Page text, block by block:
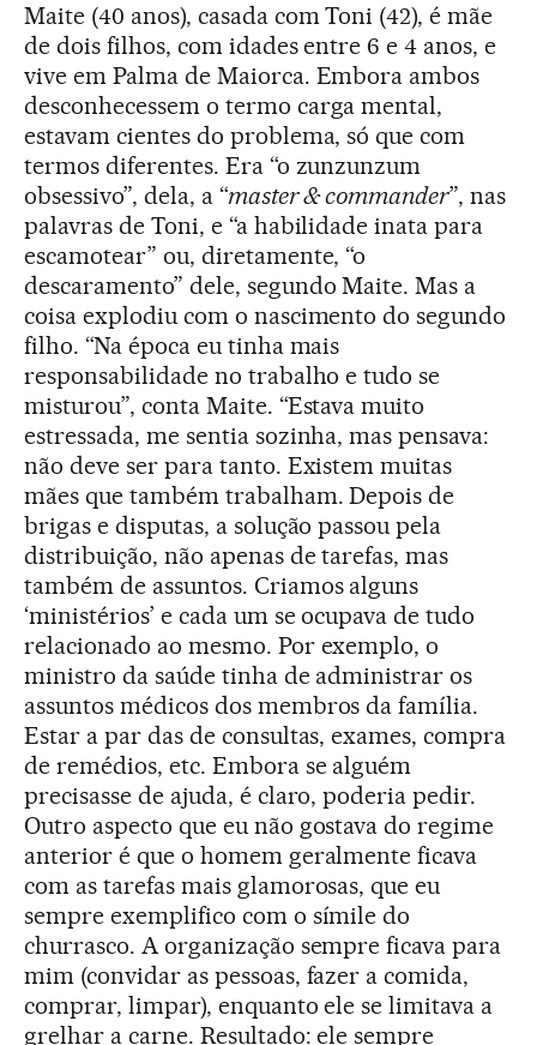
Maite (40 anos), casada com Toni (42), é mãe
de dois filhos, com idades entre 6 e 4 anos, e
vive em Palma de Maiorca. Embora ambos
desconhecessem o termo carga mental,
estavam cientes do problema, só que com
termos diferentes. Era “o zunzunzum
obsessivo”, dela, a “master & commander”, nas
palavras de Toni, e “a habilidade inata para
escamotear” ou, diretamente, “o
descaramento” dele, segundo Maite. Mas a
coisa explodiu com o nascimento do segundo
filho. “Na época eu tinha mais
responsabilidade no trabalho e tudo se
misturou”, conta Maite. “Estava muito
estressada, me sentia sozinha, mas pensava:
não deve ser para tanto. Existem muitas
mães que também trabalham. Depois de
brigas e disputas, a solução passou pela
distribuição, não apenas de tarefas, mas
também de assuntos. Criamos alguns
‘ministérios’ e cada um se ocupava de tudo
relacionado ao mesmo. Por exemplo, o
ministro da saúde tinha de administrar os
assuntos médicos dos membros da família.
Estar a par das de consultas, exames, compra
de remédios, etc. Embora se alguém
precisasse de ajuda, é claro, poderia pedir.
Outro aspecto que eu não gostava do regime
anterior é que o homem geralmente ficava
com as tarefas mais glamorosas, que eu
sempre exemplifico com o símile do
churrasco. A organização sempre ficava para
mim (convidar as pessoas, fazer a comida,
comprar, limpar), enquanto ele se limitava a
grelhar a carne. Resultado: ele sempre